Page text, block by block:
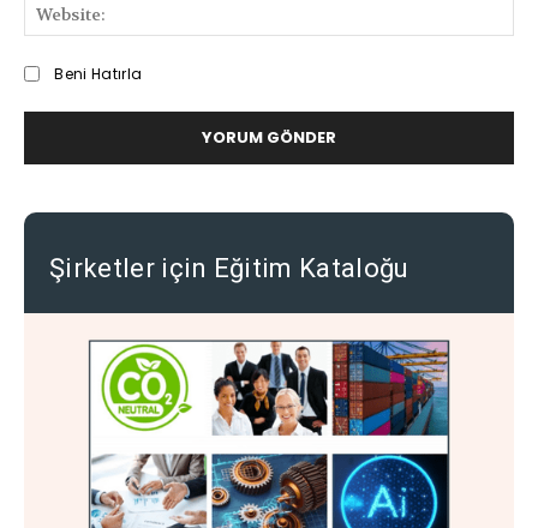
Beni Hatırla
Şirketler için Eğitim Kataloğu